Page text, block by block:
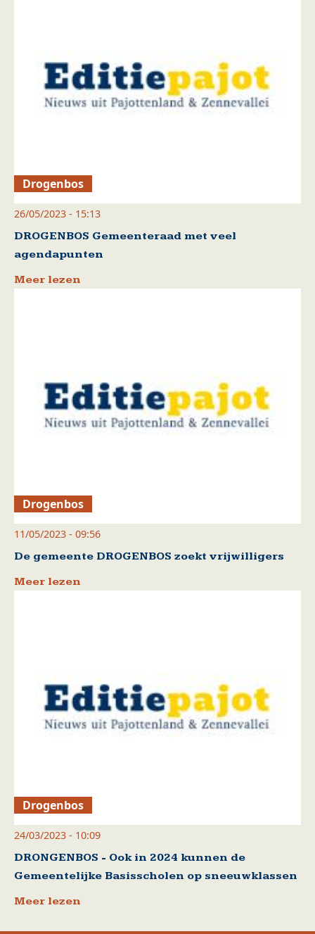
Drogenbos
26/05/2023 - 15:13
DROGENBOS Gemeenteraad met veel
agendapunten
Meer lezen
Drogenbos
11/05/2023 - 09:56
De gemeente DROGENBOS zoekt vrijwilligers
Meer lezen
Drogenbos
24/03/2023 - 10:09
DRONGENBOS - Ook in 2024 kunnen de
Gemeentelijke Basisscholen op sneeuwklassen
Meer lezen